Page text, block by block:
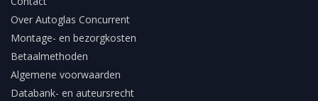
Over Autoglas Concurrent
Montage- en bezorgkosten
Betaalmethoden
Algemene voorwaarden
Databank- en auteursrecht